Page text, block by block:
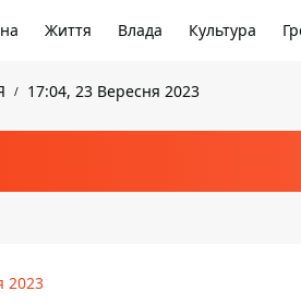
Життя Влада Культура
17:04, 23 Вересня 2023
2023